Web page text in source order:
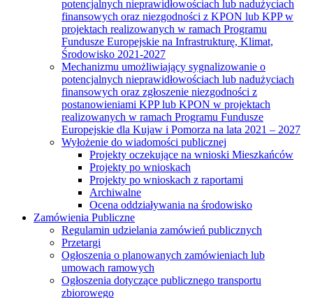
potencjalnych nieprawidłowościach lub nadużyciach
finansowych oraz niezgodności z KPON lub KPP w
projektach realizowanych w ramach Programu
Fundusze Europejskie na Infrastrukturę, Klimat,
Środowisko 2021-2027
Mechanizmu umożliwiający sygnalizowanie o
potencjalnych nieprawidłowościach lub nadużyciach
finansowych oraz zgłoszenie niezgodności z
postanowieniami KPP lub KPON w projektach
realizowanych w ramach Programu Fundusze
Europejskie dla Kujaw i Pomorza na lata 2021 – 2027
Wyłożenie do wiadomości publicznej
Projekty oczekujące na wnioski Mieszkańców
Projekty po wnioskach
Projekty po wnioskach z raportami
Archiwalne
Ocena oddziaływania na środowisko
Zamówienia Publiczne
Regulamin udzielania zamówień publicznych
Przetargi
Ogłoszenia o planowanych zamówieniach lub
umowach ramowych
Ogłoszenia dotyczące publicznego transportu
zbiorowego